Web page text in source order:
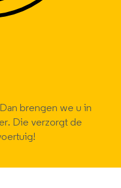
brengen we u in
Die verzorgt de